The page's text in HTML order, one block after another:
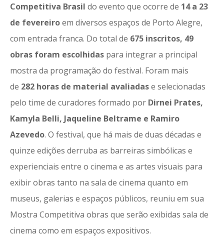
Competitiva Brasil do evento que ocorre de 14 a 23
de fevereiroem diversos espaços de Porto Alegre,
com entrada franca. Do total de 675 inscritos, 49
obras foram escolhidas para integrar a principal
mostra da programação do festival. Foram mais
de 282 horas de material avaliadase selecionadas
pelo time de curadores formado por Dirnei Prates,
Kamyla Belli, Jaqueline Beltrame e Ramiro
Azevedo. O festival, que há mais de duas décadas e
quinze edições derruba as barreiras simbólicas e
experienciais entre o cinema e as artes visuais para
exibir obras tanto na sala de cinema quanto em
museus, galerias e espaços públicos, reuniu em sua
Mostra Competitiva obras que serão exibidas sala de
cinema como em espaços expositivos.